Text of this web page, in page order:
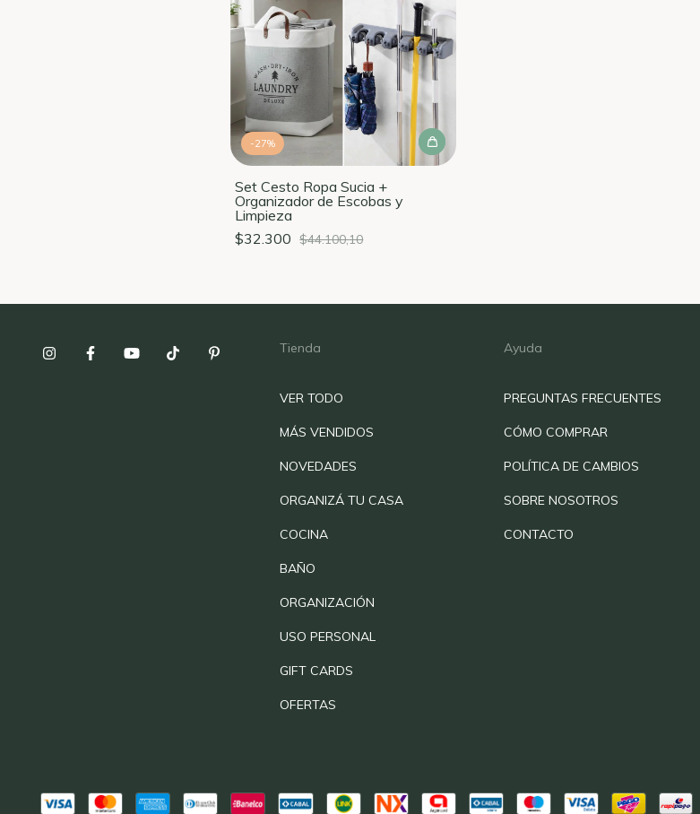
-27%
Set Cesto Ropa Sucia +
Organizador de Escobas y
Limpieza
$32.300 $44.100,10
Tienda
VER TODO
MÁS VENDIDOS
NOVEDADES
ORGANIZÁ TU CASA
COCINA
BAÑO
ORGANIZACIÓN
USO PERSONAL
GIFT CARDS
OFERTAS
Ayuda
PREGUNTAS FRECUENTES
CÓMO COMPRAR
POLÍTICA DE CAMBIOS
SOBRE NOSOTROS
CONTACTO